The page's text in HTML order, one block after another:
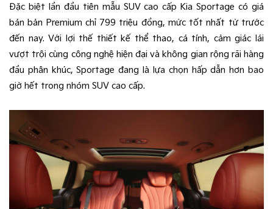
Đặc biệt lần đầu tiên mẫu SUV cao cấp Kia Sportage có giá
bán bản Premium chỉ 799 triệu đồng, mức tốt nhất từ trước
đến nay. Với lợi thế thiết kế thể thao, cá tính, cảm giác lái
vượt trội cùng công nghệ hiện đại và không gian rộng rãi hàng
đầu phân khúc, Sportage đang là lựa chọn hấp dẫn hơn bao
giờ hết trong nhóm SUV cao cấp.